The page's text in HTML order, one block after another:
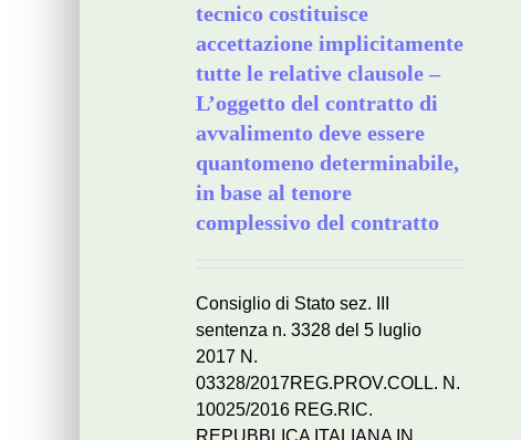
tecnico costituisce
accettazione implicitamente
tutte le relative clausole –
L’oggetto del contratto di
avvalimento deve essere
quantomeno determinabile,
in base al tenore
complessivo del contratto
Consiglio di Stato sez. III
sentenza n. 3328 del 5 luglio
2017 N.
03328/2017REG.PROV.COLL. N.
10025/2016 REG.RIC.
REPUBBLICA ITALIANA IN